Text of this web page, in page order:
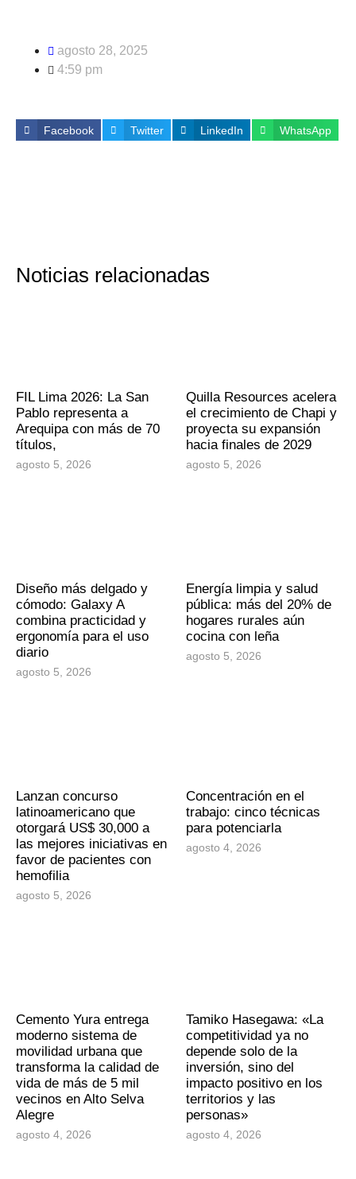
agosto 28, 2025
4:59 pm
Facebook Twitter LinkedIn WhatsApp
Noticias relacionadas
FIL Lima 2026: La San
Pablo representa a
Arequipa con más de 70
títulos,
agosto 5, 2026
Quilla Resources acelera
el crecimiento de Chapi y
proyecta su expansión
hacia finales de 2029
agosto 5, 2026
Diseño más delgado y
cómodo: Galaxy A
combina practicidad y
ergonomía para el uso
diario
agosto 5, 2026
Energía limpia y salud
pública: más del 20% de
hogares rurales aún
cocina con leña
agosto 5, 2026
Lanzan concurso
latinoamericano que
otorgará US$ 30,000 a
las mejores iniciativas en
favor de pacientes con
hemofilia
agosto 5, 2026
Concentración en el
trabajo: cinco técnicas
para potenciarla
agosto 4, 2026
Cemento Yura entrega
moderno sistema de
movilidad urbana que
transforma la calidad de
vida de más de 5 mil
vecinos en Alto Selva
Alegre
agosto 4, 2026
Tamiko Hasegawa: «La
competitividad ya no
depende solo de la
inversión, sino del
impacto positivo en los
territorios y las
personas»
agosto 4, 2026